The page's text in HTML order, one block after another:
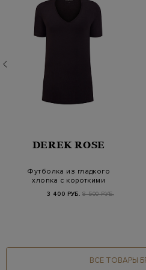
DEREK ROSE
Футболка из гладкого
хлопка с короткими
3 400 РУБ. 8 500 РУБ.
ВСЕ ТОВАРЫ